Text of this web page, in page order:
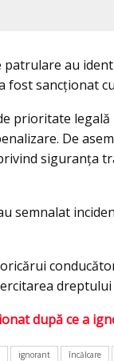
au
fost sancționat
prioritate
De
siguranța
semnalat
după ce a
ignorant încălcare